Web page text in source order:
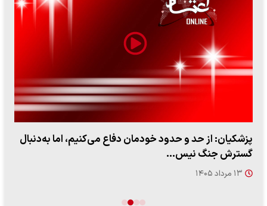
پزشکیان: از حد و حدود خودمان دفاع می‌کنیم، اما به‌دنبال
گسترش جنگ نیس…
۱۳ مرداد ۱۴۰۵